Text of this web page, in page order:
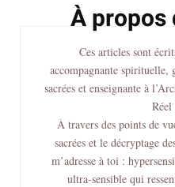
À propos
Ces articles sont
accompagnante spirituelle,
sacrées et enseignante à
Réel
À travers des points de
sacrées et le décryptage
m’adresse à toi :
ultra-sensible qui